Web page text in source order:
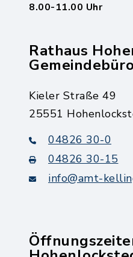
8.00-11.00 Uhr
Rathaus
Gemeindebüro
Kieler Straße 49
25551
04826 30-0
04826 30-15
info@amt-